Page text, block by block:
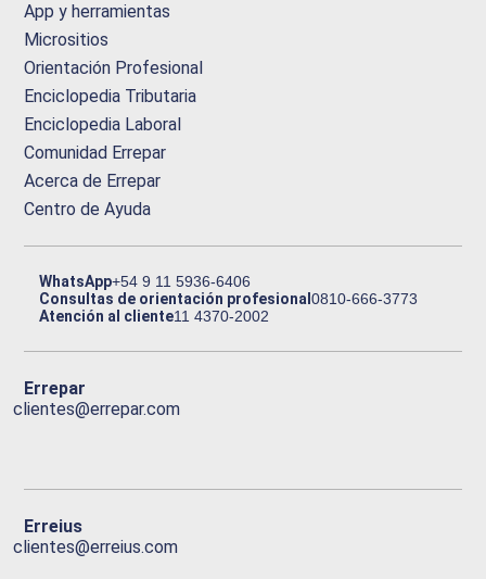
App y herramientas
Micrositios
Orientación Profesional
Enciclopedia Tributaria
Enciclopedia Laboral
Comunidad Errepar
Acerca de Errepar
Centro de Ayuda
WhatsApp+54 9 11 5936-6406
Consultas de orientación profesional0810-666-3773
Atención al cliente11 4370-2002
Errepar
clientes@errepar.com
Erreius
clientes@erreius.com